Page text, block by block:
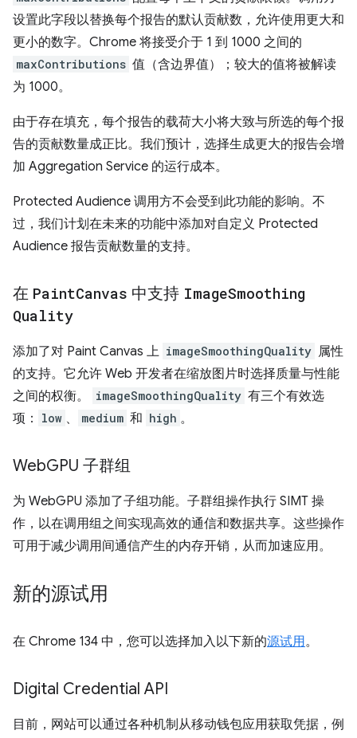
设置此字段以替换每个报告的默认贡献数，允许使用更大和
更小的数字。Chrome 将接受介于 1 到 1000 之间的
maxContributions 值（含边界值）；较大的值将被解读
为 1000。
由于存在填充，每个报告的载荷大小将大致与所选的每个报
告的贡献数量成正比。我们预计，选择生成更大的报告会增
加 Aggregation Service 的运行成本。
Protected Audience 调用方不会受到此功能的影响。不
过，我们计划在未来的功能中添加对自定义 Protected
Audience 报告贡献数量的支持。
在 PaintCanvas 中支持 ImageSmoothing
Quality
添加了对 Paint Canvas 上 imageSmoothingQuality 属性
的支持。它允许 Web 开发者在缩放图片时选择质量与性能
之间的权衡。
imageSmoothingQuality 有三个有效选
项：
low 、 medium 和 high 。
WebGPU 子群组
为 WebGPU 添加了子组功能。子群组操作执行 SIMT 操
作，以在调用组之间实现高效的通信和数据共享。这些操作
可用于减少调用间通信产生的内存开销，从而加速应用。
新的源试用
在 Chrome 134 中，您可以选择加入以下新的源试用。
Digital Credential API
目前，网站可以通过各种机制从移动钱包应用获取凭据，例